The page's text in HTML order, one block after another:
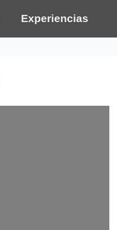
Experiencias